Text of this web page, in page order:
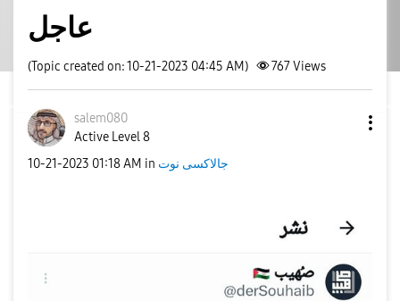
عاجل
(Topic created on: 10-21-2023 04:45 AM) 767Views
salem080
Active Level 8
‎10-21-2023 01:18 AM in جالاكسى نوت